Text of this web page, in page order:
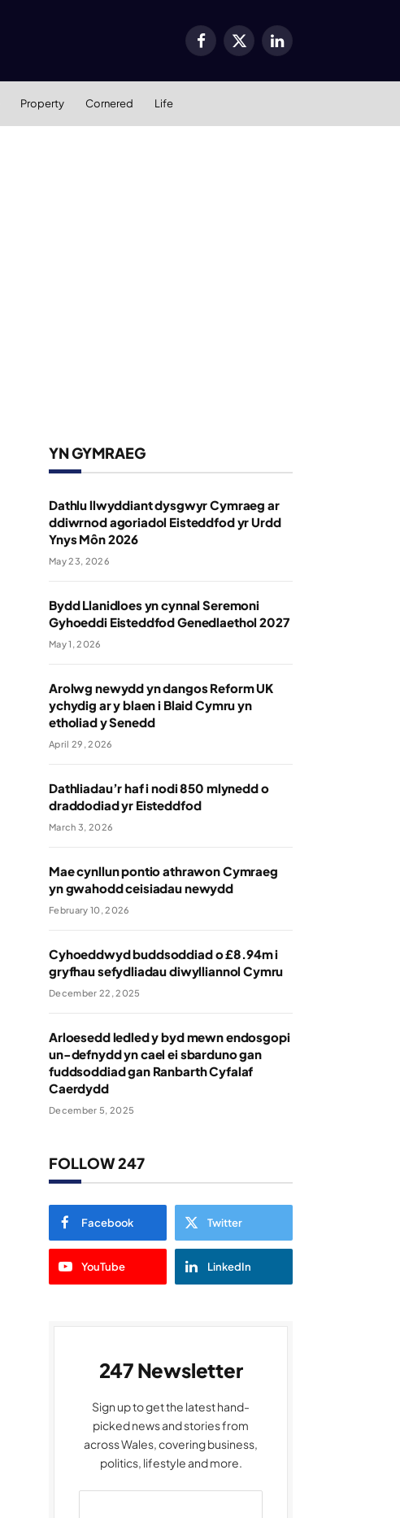
Facebook
X
LinkedIn
Property Cornered Life
YN GYMRAEG
Dathlu llwyddiant dysgwyr Cymraeg ar
ddiwrnod agoriadol Eisteddfod yr Urdd
Ynys Môn 2026
May 23, 2026
Bydd Llanidloes yn cynnal Seremoni
Gyhoeddi Eisteddfod Genedlaethol 2027
May 1, 2026
Arolwg newydd yn dangos Reform UK
ychydig ar y blaen i Blaid Cymru yn
etholiad y Senedd
April 29, 2026
Dathliadau’r haf i nodi 850 mlynedd o
draddodiad yr Eisteddfod
March 3, 2026
Mae cynllun pontio athrawon Cymraeg
yn gwahodd ceisiadau newydd
February 10, 2026
Cyhoeddwyd buddsoddiad o £8.94m i
gryfhau sefydliadau diwylliannol Cymru
December 22, 2025
Arloesedd ledled y byd mewn endosgopi
un-defnydd yn cael ei sbarduno gan
fuddsoddiad gan Ranbarth Cyfalaf
Caerdydd
December 5, 2025
FOLLOW 247
Facebook Twitter
YouTube LinkedIn
247 Newsletter
Sign up to get the latest hand-
picked news and stories from
across Wales, covering business,
politics, lifestyle and more.